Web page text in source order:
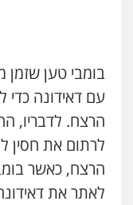
בומבי טען שזמן
עם דאידונה כדי
הרצח. לדבריו,
לרתום את חסין
הרצח, כאשר
לאתר את